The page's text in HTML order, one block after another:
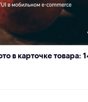
в карточке товара: